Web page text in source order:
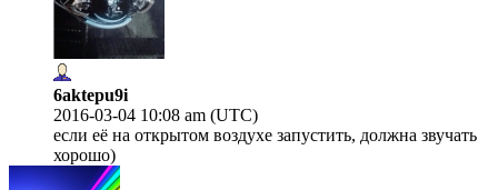
6aktepu9i
2016-03-04 10:08 am (UTC)
если её на открытом воздухе запустить, должна звучать
хорошо)